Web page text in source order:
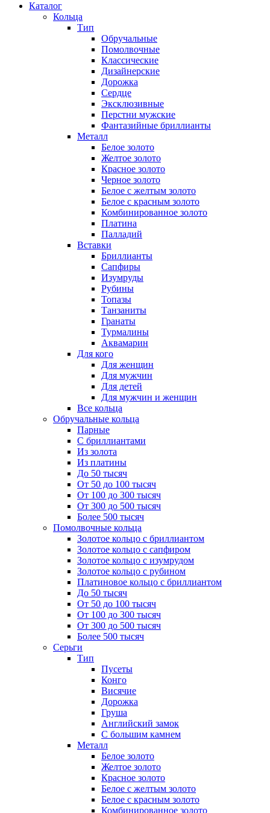
Каталог
Кольца
Тип
Обручальные
Помолвочные
Классические
Дизайнерские
Дорожка
Сердце
Эксклюзивные
Перстни мужские
Фантазийные бриллианты
Металл
Белое золото
Желтое золото
Красное золото
Черное золото
Белое с желтым золото
Белое с красным золото
Комбинированное золото
Платина
Палладий
Вставки
Бриллианты
Сапфиры
Изумруды
Рубины
Топазы
Танзаниты
Гранаты
Турмалины
Аквамарин
Для кого
Для женщин
Для мужчин
Для детей
Для мужчин и женщин
Все кольца
Обручальные кольца
Парные
С бриллиантами
Из золота
Из платины
До 50 тысяч
От 50 до 100 тысяч
От 100 до 300 тысяч
От 300 до 500 тысяч
Более 500 тысяч
Помолвочные кольца
Золотое кольцо с бриллиантом
Золотое кольцо с сапфиром
Золотое кольцо с изумрудом
Золотое кольцо с рубином
Платиновое кольцо с бриллиантом
До 50 тысяч
От 50 до 100 тысяч
От 100 до 300 тысяч
От 300 до 500 тысяч
Более 500 тысяч
Серьги
Тип
Пусеты
Конго
Висячие
Дорожка
Груша
Английский замок
С большим камнем
Металл
Белое золото
Желтое золото
Красное золото
Белое с желтым золото
Белое с красным золото
Комбинированное золото